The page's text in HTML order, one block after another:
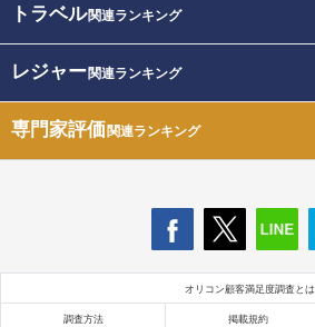
トラベル関連ランキング
レジャー関連ランキング
専門家評価関連ランキング
オリコン顧客満足度調査とは
調査方法 掲載規約